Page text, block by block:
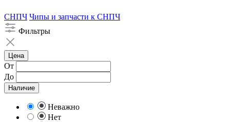
СНПЧ Чипы и запчасти к СНПЧ
Фильтры
Цена
От
До
Наличие
Неважно
Нет